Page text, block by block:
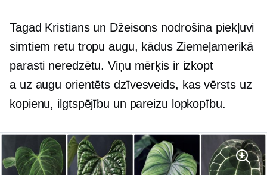
Tagad Kristians un Džeisons nodrošina piekļuvi
simtiem retu tropu augu, kādus Ziemeļamerikā
parasti neredzētu. Viņu mērķis ir izkopt
a uz augu orientēts dzīvesveids, kas vērsts uz
kopienu, ilgtspējību un pareizu lopkopību.